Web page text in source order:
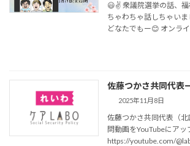
😃✌️ 衆議院選挙の話、
ちゃわちゃ話しちゃい
どなたでもー😊 オンラ
佐藤つかさ共同代表
2025年11月8日
佐藤つかさ共同代表（
問動画をYouTubeにア
https://youtube.com/